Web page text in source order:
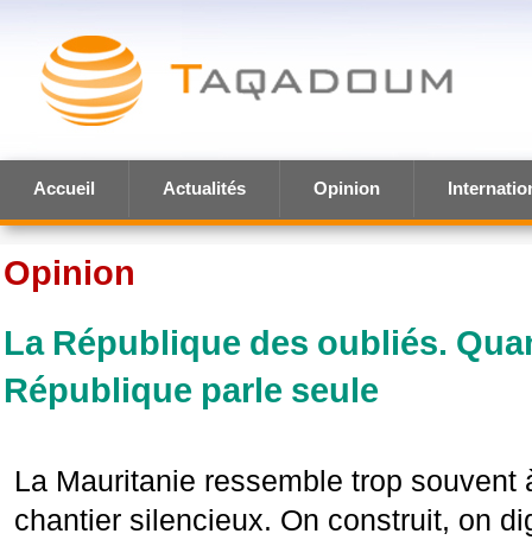
Accueil Actualités Opinion
Opinion
La République des oubliés.
République parle seule
La Mauritanie ressemble trop souvent
chantier silencieux. On construit, on